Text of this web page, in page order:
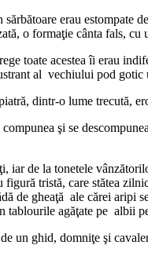
erau estompate
o formaţie cânta fals,
toate acestea îi erau
al vechiului pod
dintr-o lume trecută,
şi se
iar de la tonetele
tristă, care stătea
de gheaţă ale cărei aripi
tablourile agăţate pe albii
un ghid, domniţe şi